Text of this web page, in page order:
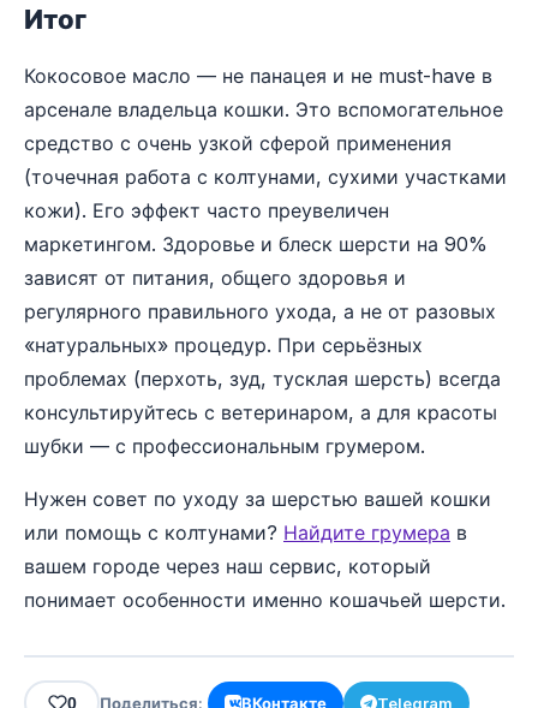
Итог
Кокосовое масло — не панацея и не must-have в
арсенале владельца кошки. Это вспомогательное
средство с очень узкой сферой применения
(точечная работа с колтунами, сухими участками
кожи). Его эффект часто преувеличен
маркетингом. Здоровье и блеск шерсти на 90%
зависят от питания, общего здоровья и
регулярного правильного ухода, а не от разовых
«натуральных» процедур. При серьёзных
проблемах (перхоть, зуд, тусклая шерсть) всегда
консультируйтесь с ветеринаром, а для красоты
шубки — с профессиональным грумером.
Нужен совет по уходу за шерстью вашей кошки
или помощь с колтунами? Найдите грумера в
вашем городе через наш сервис, который
понимает особенности именно кошачьей шерсти.
0 Поделиться: ВКонтакте Telegram